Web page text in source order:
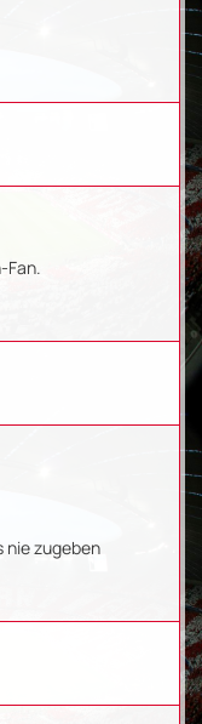
Fan.
nie zugeben